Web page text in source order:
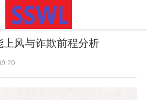
风与诈欺前程分析